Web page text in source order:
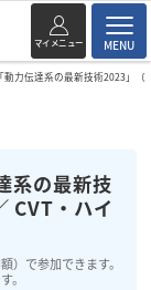
マイメニュー MENU
力伝達系の最新技術2023」（
系の最新技
CVT・ハイ
）で参加できます。
。